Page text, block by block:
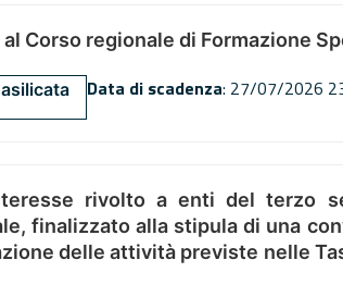
al Corso regionale di Formazione
Data di scadenza: 27/07/2026
rivolto a enti del terzo
finalizzato alla stipula di una
delle attività previste nelle